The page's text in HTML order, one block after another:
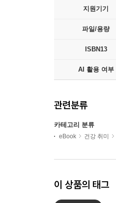
지원기기
파일/용량
ISBN13
AI 활용 여부
관련분류
카테고리 분류
eBook 건강 취미
이 상품의 태그